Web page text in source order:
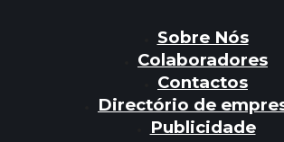
Sobre Nós
Colaboradores
Contactos
Directório de
Publicidade